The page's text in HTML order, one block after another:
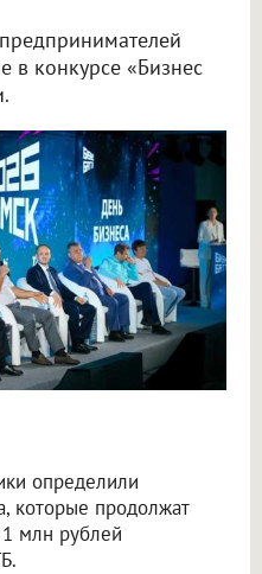
в конкурсе «Бизнес
определили
которые продолжат
млн рублей